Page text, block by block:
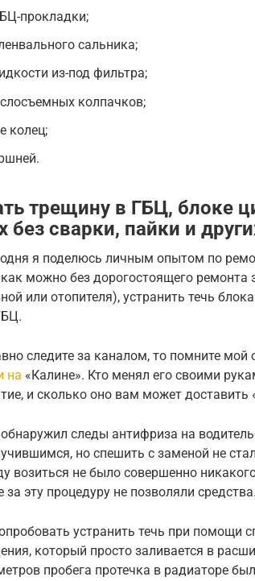
прокладки;
сальника;
из-под фильтра;
колпачков;
колец;
трещину в ГБЦ, блоке
без сварки, пайки и
я поделюсь личным опытом по
можно без дорогостоящего ремонта
или отопителя), устранить течь
следите за каналом, то помните мой
на «Калине». Кто менял его своими
и сколько оно вам может доставить
следы антифриза на
но спешить с заменой не
возиться не было совершенно
за эту процедуру не позволяли средства.
устранить течь при помощи
который просто заливается в
пробега протечка в радиаторе